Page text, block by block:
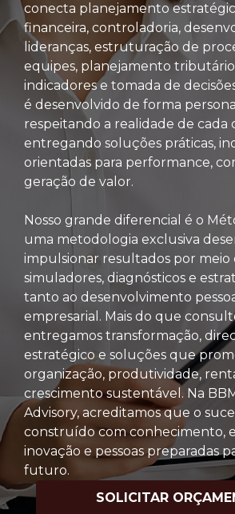
conecta planejamento
financeira, controladoria,
lideranças, estruturação de
equipes, planejamento
indicadores e tomada de
é desenvolvido de forma
respeitando a realidade de cada
entregando soluções práticas,
orientadas para performance,
geração de valor.
Nosso grande diferencial é o
uma metodologia exclusiva
impulsionar resultados por meio
simuladores, diagnósticos e
tanto ao desenvolvimento
empresarial. Mais do que
entregamos transformação,
estratégico e soluções que
organização, produtividade,
crescimento sustentável. Na
Advisory, acreditamos que o
construído com conhecimento,
inovação e pessoas preparadas
futuro.
SOLICITAR